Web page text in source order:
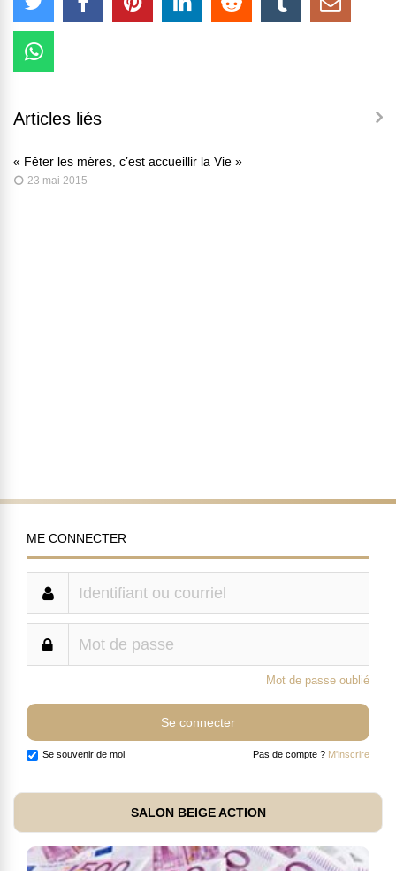
Articles liés
« Fêter les mères, c’est accueillir la Vie »
23 mai 2015
ME CONNECTER
Mot de passe oublié
Se souvenir de moi Pas de compte ? M'inscrire
SALON BEIGE ACTION